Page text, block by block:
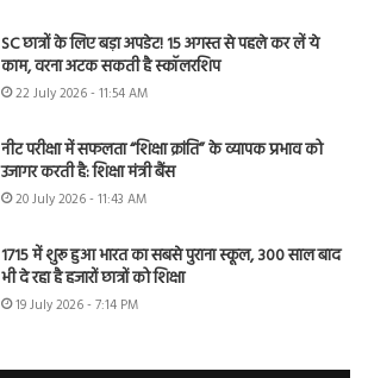
SC छात्रों के लिए बड़ा अपडेट! 15 अगस्त से पहले कर लें ये
काम, वरना अटक सकती है स्कॉलरशिप
22 July 2026 - 11:54 AM
नीट परीक्षा में सफलता “शिक्षा क्रांति” के व्यापक प्रभाव को
उजागर करती है: शिक्षा मंत्री बैंस
20 July 2026 - 11:43 AM
1715 में शुरू हुआ भारत का सबसे पुराना स्कूल, 300 साल बाद
भी दे रहा है हजारों छात्रों को शिक्षा
19 July 2026 - 7:14 PM